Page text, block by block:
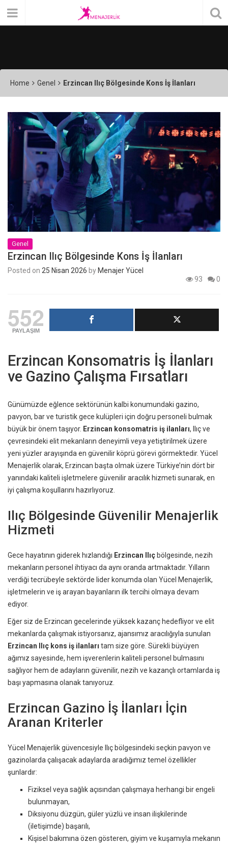
Home Genel Erzincan Ilıç Bölgesinde Kons İş İlanları
Genel
Erzincan Ilıç Bölgesinde Kons İş İlanları
Posted on 25 Nisan 2026 by Menajer Yücel
93
0
552
PAYLAŞIM
Erzincan Konsomatris İş İlanları
ve Gazino Çalışma Fırsatları
Günümüzde eğlence sektörünün kalbi konumundaki gazino,
pavyon, bar ve turistik gece kulüpleri için doğru personeli bulmak
büyük bir önem taşıyor. Erzincan konsomatris iş ilanları, Ilıç ve
çevresindeki elit mekanların deneyimli veya yetiştirilmek üzere
yeni yüzler arayışında en güvenilir köprü görevi görmektedir. Yücel
Menajerlik olarak, Erzincan başta olmak üzere Türkiye’nin dört bir
yanındaki kaliteli işletmelere güvenilir aracılık hizmeti sunarak, en
iyi çalışma koşullarını hazırlıyoruz.
Ilıç Bölgesinde Güvenilir Menajerlik
Hizmeti
Gece hayatının giderek hızlandığı Erzincan Ilıç bölgesinde, nezih
mekanların personel ihtiyacı da aynı oranda artmaktadır. Yılların
verdiği tecrübeyle sektörde lider konumda olan Yücel Menajerlik,
işletmelerin ve iş arayan bayanların ilk tercihi olmaya devam
ediyor.
Eğer siz de Erzincan gecelerinde yüksek kazanç hedefliyor ve elit
mekanlarda çalışmak istiyorsanız, ajansımız aracılığıyla sunulan
Erzincan Ilıç kons iş ilanları tam size göre. Sürekli büyüyen
ağımız sayesinde, hem işverenlerin kaliteli personel bulmasını
sağlıyor hem de adayların güvenilir, nezih ve kazançlı ortamlarda iş
başı yapmasına olanak tanıyoruz.
Erzincan Gazino İş İlanları İçin
Aranan Kriterler
Yücel Menajerlik güvencesiyle Ilıç bölgesindeki seçkin pavyon ve
gazinolarda çalışacak adaylarda aradığımız temel özellikler
şunlardır:
Fiziksel veya sağlık açısından çalışmaya herhangi bir engeli
bulunmayan,
Diksiyonu düzgün, güler yüzlü ve insan ilişkilerinde
(iletişimde) başarılı,
Kişisel bakımına özen gösteren, giyim ve kuşamıyla mekanın